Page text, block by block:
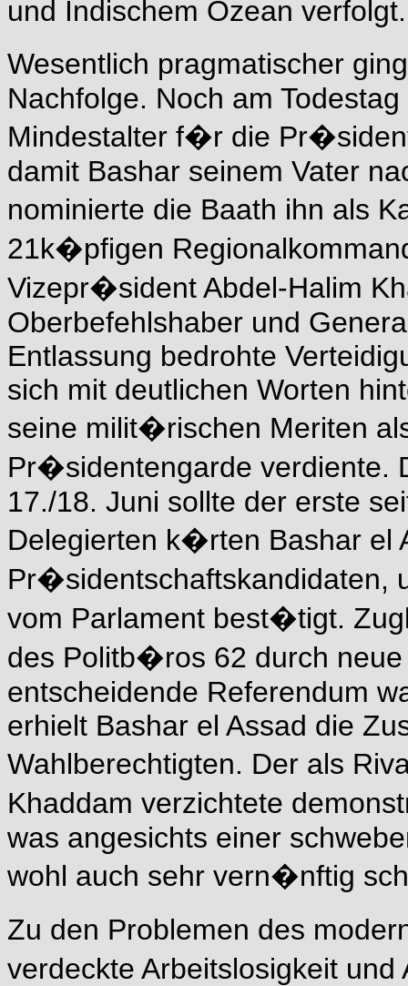
und Indischem Ozean verfolgt.
Wesentlich pragmatischer
Nachfolge. Noch am
Mindestalter f�r die
damit Bashar seinem Vater
nominierte die Baath ihn als
21k�pfigen
Vizepr�sident Abdel-Halim
Oberbefehlshaber und
Entlassung bedrohte
sich mit deutlichen Worten
seine milit�rischen Meriten
Pr�sidentengarde verdiente.
17./18. Juni sollte der erste
Delegierten k�rten Bashar el
Pr�sidentschaftskandidaten,
vom Parlament best�tigt.
des Politb�ros 62 durch
entscheidende Referendum
erhielt Bashar el Assad die
Wahlberechtigten. Der als
Khaddam verzichtete
was angesichts einer
wohl auch sehr vern�nftig
Zu den Problemen des
verdeckte Arbeitslosigkeit